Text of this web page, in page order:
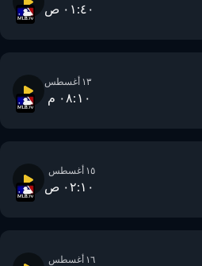
٠١:٤٠ ص
٠٨:١٠ م
٠٢:١٠ ص